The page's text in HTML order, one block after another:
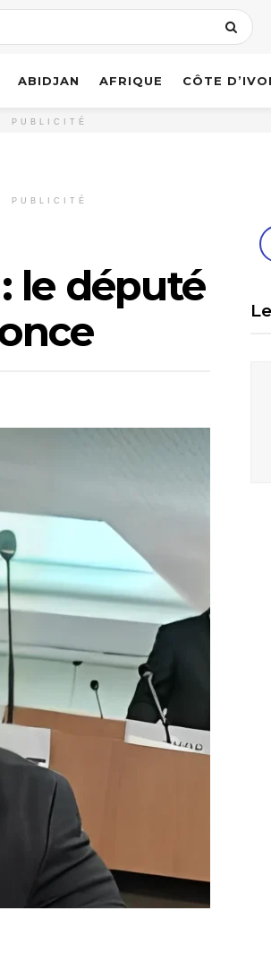
ABIDJAN AFRIQUE CÔTE
PUBLICITÉ
PUBLICITÉ
le député